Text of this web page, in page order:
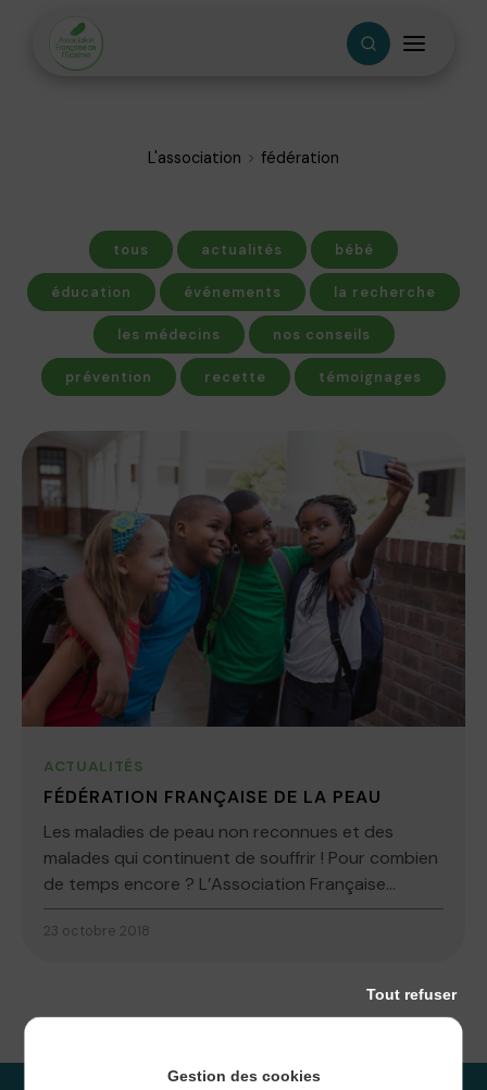
L'association fédération
tous actualités bébé
éducation événements la recherche
les médecins nos conseils
prévention recette témoignages
ACTUALITÉS
FÉDÉRATION FRANÇAISE DE LA PEAU
Les maladies de peau non reconnues et des
malades qui continuent de souffrir ! Pour combien
de temps encore ? L’Association Française...
23 octobre 2018
Gestion des cookies
Tout refuser